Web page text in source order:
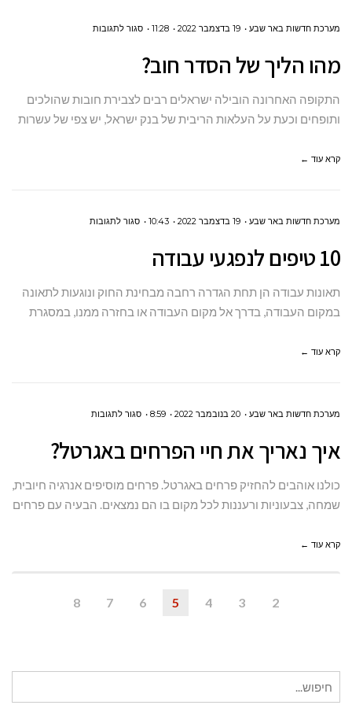
מערכת חדשות באר שבע 19 בדצמבר 2022 11:28 סגור לתגובותעל
הסדר
מהו הליך של הסדר חוב?
התקופה האחרונה הובילה ישראלים רבים לצבירת חובות שהולכים
ותופחים וכעת על העלאות הריבית של בנק ישראל, יש צפי של עשרות
קרא עוד ←
מערכת חדשות באר שבע 19 בדצמבר 2022 10:43 סגור לתגובותעל
10 טיפים לנפגעי עבודה
תאונות עבודה הן תחת הגדרה רחבה מבחינת החוק ונוגעות לתאונה
במקום העבודה, בדרך אל מקום העבודה או בחזרה ממנו, במסגרת
קרא עוד ←
מערכת חדשות באר שבע 20 בנובמבר 2022 8:59 סגור לתגובותעל
נאריך
חיי
איך נאריך את חיי הפרחים באגרטל?
כולנו אוהבים להחזיק פרחים באגרטל. פרחים מוסיפים אנרגיה חיובית,
שמחה, צבעוניות ורעננות לכל מקום בו הם נמצאים. הבעיה עם פרחים
קרא עוד ←
2
3
4
5
6
7
8
עבור: